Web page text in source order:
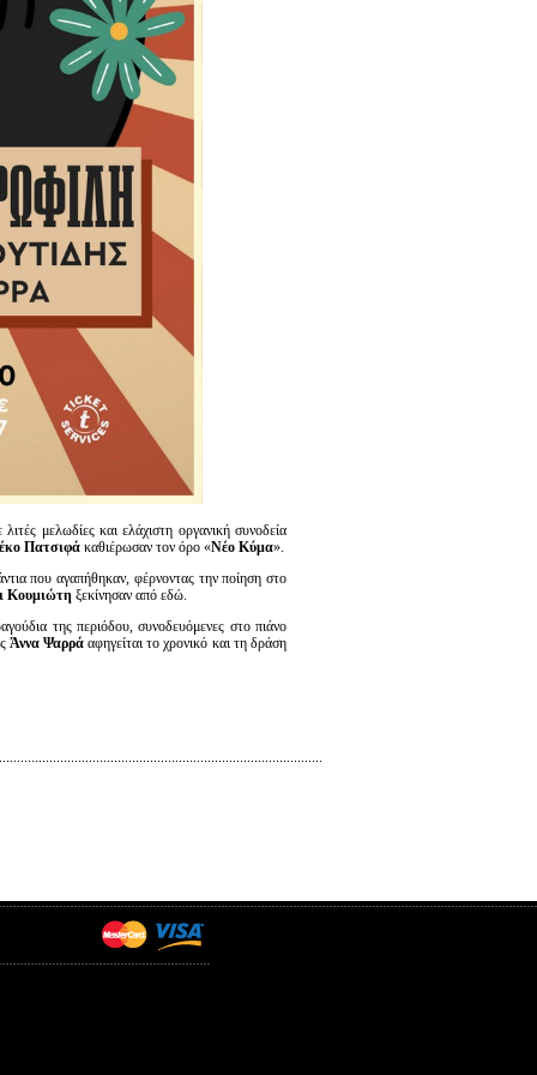
μελωδίες και ελάχιστη οργανική συνοδεία
Πατσιφά καθιέρωσαν τον όρο «Νέο Κύμα».
που αγαπήθηκαν, φέρνοντας την ποίηση στο
Κουμιώτη ξεκίνησαν από εδώ.
της περιόδου, συνοδευόμενες στο πιάνο
Άννα Ψαρράαφηγείται το χρονικό και τη δράση